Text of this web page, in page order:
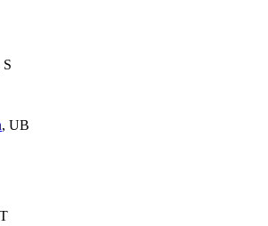
S
, UB